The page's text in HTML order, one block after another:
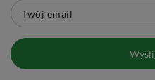
✨ Mary Rose –
doznań
Twój email